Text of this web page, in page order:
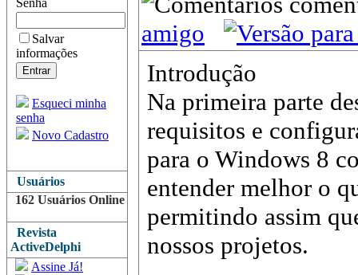
Senha
Salvar
informações
Esqueci minha
senha
Novo Cadastro
Usuários
162 Usuários Online
Revista
ActiveDelphi
Assine Já!
amigo
Introdução
Na primeira parte
requisitos e
para o Windows 8
entender melhor o
permitindo assim
nossos projetos.